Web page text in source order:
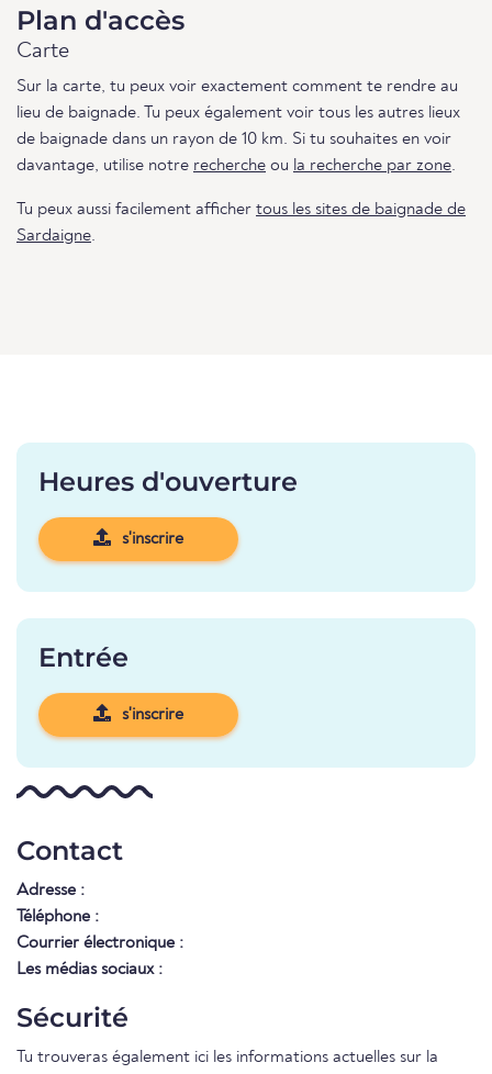
Plan d'accès
Carte
Sur la carte, tu peux voir exactement comment te rendre au
lieu de baignade. Tu peux également voir tous les autres lieux
de baignade dans un rayon de 10 km. Si tu souhaites en voir
davantage, utilise notre recherche ou la recherche par zone.
Tu peux aussi facilement afficher tous les sites de baignade de
Sardaigne.
Heures d'ouverture
s'inscrire
Entrée
s'inscrire
Contact
Adresse :
Téléphone :
Courrier électronique :
Les médias sociaux :
Sécurité
Tu trouveras également ici les informations actuelles sur la